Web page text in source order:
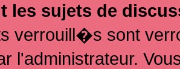
les sujets de
verrouill�s sont
l'administrateur.